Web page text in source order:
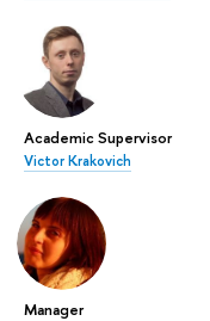
Academic Supervisor
Victor Krakovich
Manager